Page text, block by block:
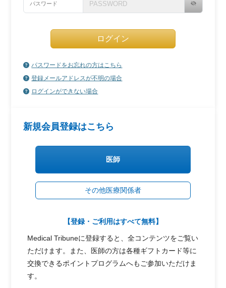
パスワード
ログイン
パスワードをお忘れの方はこちら
登録メールアドレスが不明の場合
ログインができない場合
新規会員登録はこちら
医師
その他医療関係者
【登録・ご利用はすべて無料】
Medical Tribuneに登録すると、全コンテンツをご覧い
ただけます。また、医師の方は各種ギフトカード等に
交換できるポイントプログラムへもご参加いただけま
す。